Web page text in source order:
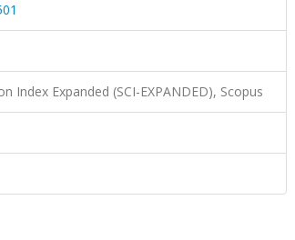
Index Expanded (SCI-EXPANDED), Scopus